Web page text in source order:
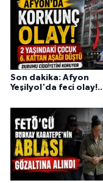
Son dakika: Afyon
Yeşilyol'da feci olay!..